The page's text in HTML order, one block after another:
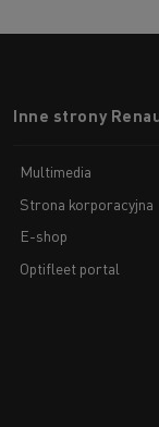
Inne strony
Multimedia
Strona korporacyjna
E-shop
Optifleet portal